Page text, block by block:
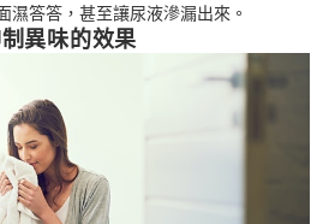
濕答答，甚至讓尿液滲漏出來。
異味的效果